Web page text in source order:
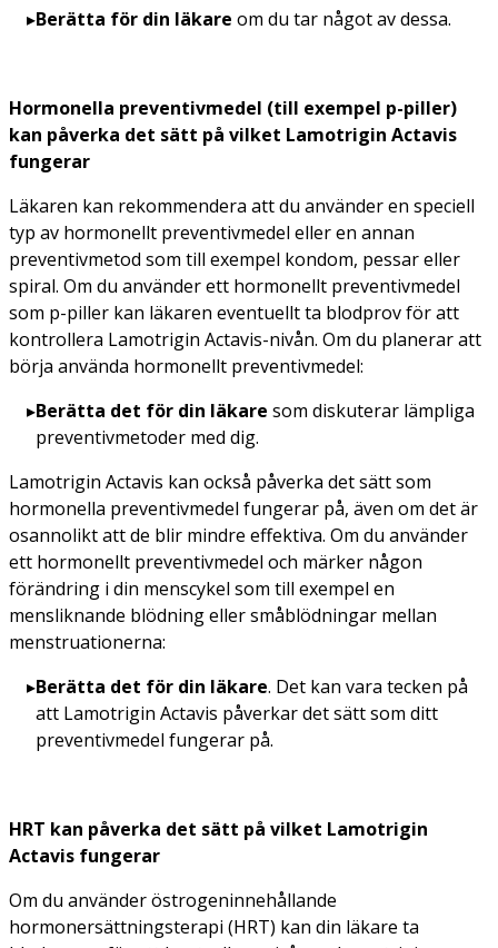
Berätta för din läkare om du tar något av dessa.
Hormonella preventivmedel (till exempel p-piller)
kan påverka det sätt på vilket Lamotrigin Actavis
fungerar
Läkaren kan rekommendera att du använder en speciell
typ av hormonellt preventivmedel eller en annan
preventivmetod som till exempel kondom, pessar eller
spiral. Om du använder ett hormonellt preventivmedel
som p-piller kan läkaren eventuellt ta blodprov för att
kontrollera Lamotrigin Actavis-nivån. Om du planerar att
börja använda hormonellt preventivmedel:
Berätta det för din läkare som diskuterar lämpliga
preventivmetoder med dig.
Lamotrigin Actavis kan också påverka det sätt som
hormonella preventivmedel fungerar på, även om det är
osannolikt att de blir mindre effektiva. Om du använder
ett hormonellt preventivmedel och märker någon
förändring i din menscykel som till exempel en
mensliknande blödning eller småblödningar mellan
menstruationerna:
Berätta det för din läkare. Det kan vara tecken på
att Lamotrigin Actavis påverkar det sätt som ditt
preventivmedel fungerar på.
HRT kan påverka det sätt på vilket Lamotrigin
Actavis fungerar
Om du använder östrogeninnehållande
hormonersättningsterapi (HRT) kan din läkare ta